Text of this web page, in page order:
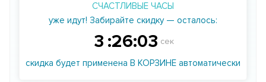
СЧАСТЛИВЫЕ ЧАСЫ
уже идут! Забирайте скидку — осталось:
3 :26:03 сек
скидка будет применена В КОРЗИНЕ автоматически